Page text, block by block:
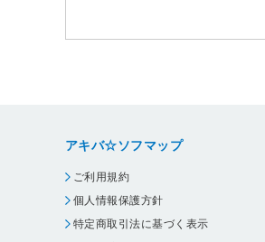
アキバ☆ソフマップ
ご利用規約
個人情報保護方針
特定商取引法に基づく表示